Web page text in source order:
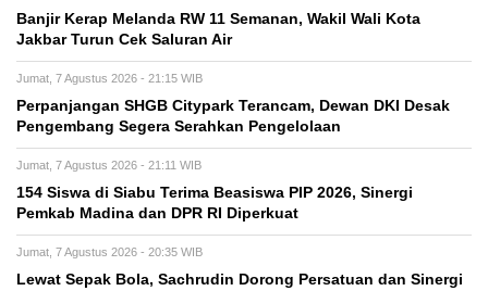
Banjir Kerap Melanda RW 11 Semanan, Wakil Wali Kota
Jakbar Turun Cek Saluran Air
Jumat, 7 Agustus 2026 - 21:15 WIB
Perpanjangan SHGB Citypark Terancam, Dewan DKI Desak
Pengembang Segera Serahkan Pengelolaan
Jumat, 7 Agustus 2026 - 21:11 WIB
154 Siswa di Siabu Terima Beasiswa PIP 2026, Sinergi
Pemkab Madina dan DPR RI Diperkuat
Jumat, 7 Agustus 2026 - 20:35 WIB
Lewat Sepak Bola, Sachrudin Dorong Persatuan dan Sinergi